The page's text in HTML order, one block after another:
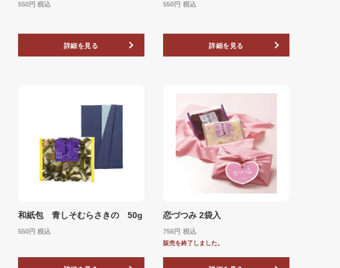
550 税込
詳細を見る
550 税込
詳細を見る
和紙包 青しそむらさきの 50g
550 税込
恋づつみ 2袋入
756 税込
販売を終了しました。